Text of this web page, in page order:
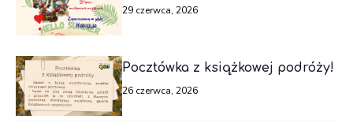
29 czerwca, 2026
Pocztówka z książkowej podróży!
26 czerwca, 2026